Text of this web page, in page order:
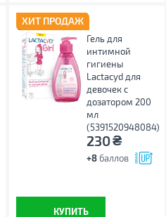
ХИТ ПРОДАЖ
Гель для
интимной
гигиены
Lactacyd для
девочек с
дозатором 200
мл
(5391520948084)
230₴
+8 баллов
КУПИТЬ